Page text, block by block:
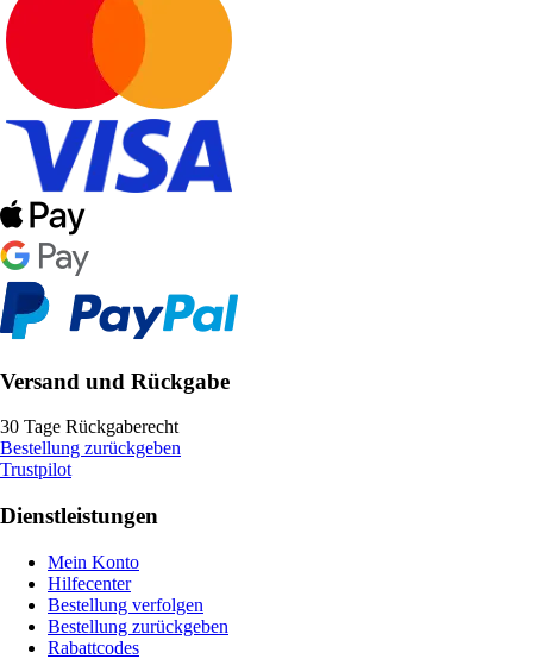
Versand und Rückgabe
30 Tage Rückgaberecht
Bestellung zurückgeben
Trustpilot
Dienstleistungen
Mein Konto
Hilfecenter
Bestellung verfolgen
Bestellung zurückgeben
Rabattcodes